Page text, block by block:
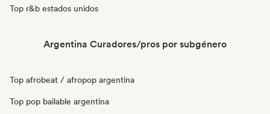
Top r&b estados unidos
Argentina Curadores/pros por subgénero
Top afrobeat / afropop argentina
Top pop bailable argentina